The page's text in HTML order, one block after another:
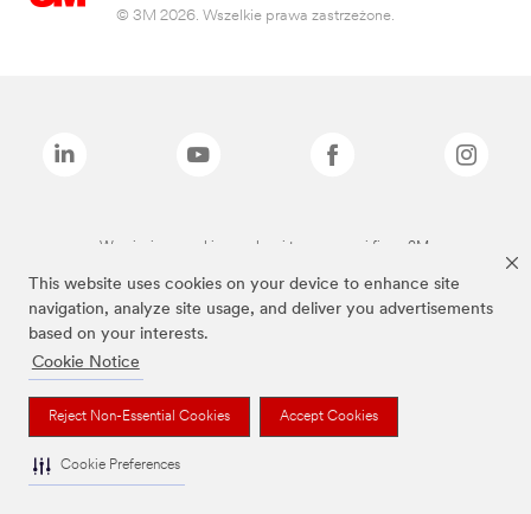
This website uses cookies on your device to enhance site
navigation, analyze site usage, and deliver you advertisements
based on your interests.
Cookie Notice
Reject Non-Essential Cookies Accept Cookies
Cookie Preferences
© 3M 2026. Wszelkie prawa zastrzeżone.
Wymienione marki są znakami towarowymi firmy 3M.